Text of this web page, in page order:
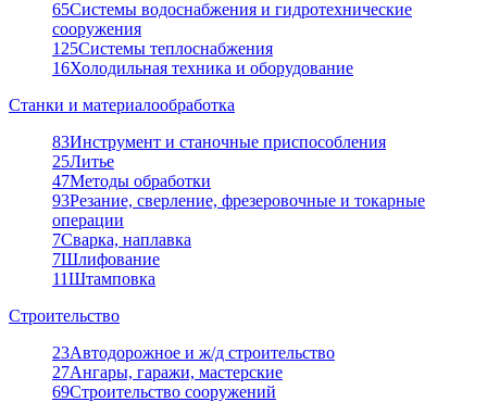
65Системы водоснабжения и гидротехнические
сооружения
125Системы теплоснабжения
16Холодильная техника и оборудование
Станки и материалообработка
83Инструмент и станочные приспособления
25Литье
47Методы обработки
93Резание, сверление, фрезеровочные и токарные
операции
7Сварка, наплавка
7Шлифование
11Штамповка
Строительство
23Автодорожное и ж/д строительство
27Ангары, гаражи, мастерские
69Строительство сооружений